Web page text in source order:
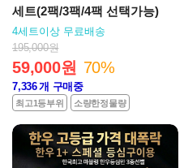
세트(2팩/3팩/4팩 선택가능)
4세트이상 무료배송
195,000원
59,000원 70%
7,336개 구매중
최고1등부위 소량한정물량